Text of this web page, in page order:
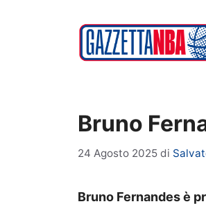
Bruno
24 Agosto 2025 di
Bruno Fernandes è